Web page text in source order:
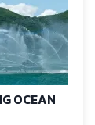
OCEAN